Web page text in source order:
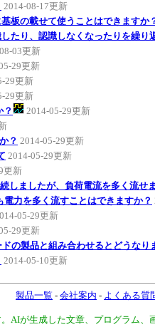
2014-08-17更新
板の載せて使うことはできますか
たり、認識しなくなったりを繰り
03更新
29更新
29更新
29更新
2014-05-29更新
？ 2014-05-29更新
2014-05-29更新
更新
しましたが、負荷電流を多く流せ
力を多く流すことはできますか？
05-29更新
29更新
の製品と組み合わせるとどうなり
2014-05-10更新
製品一覧 - 会社案内 - よくある質
AIが生成した文章、プログラム